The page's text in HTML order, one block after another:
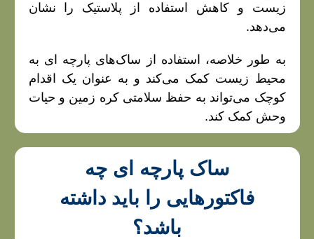
زیست و کاهش استفاده از پلاستیک را نشان
می‌دهد.
به طور خلاصه، استفاده از ساک‌های پارچه‌ ای به
محیط زیست کمک می‌کند و به عنوان یک اقدام
کوچک می‌تواند به حفظ سلامتی کره زمین و حیات
وحش کمک کند.
ساک پارچه ای چه
فاکتورهایی را باید داشته
باشد؟